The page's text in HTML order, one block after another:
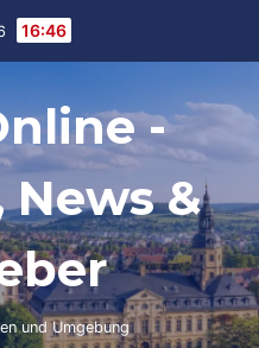
16:46
-
News &
und Umgebung